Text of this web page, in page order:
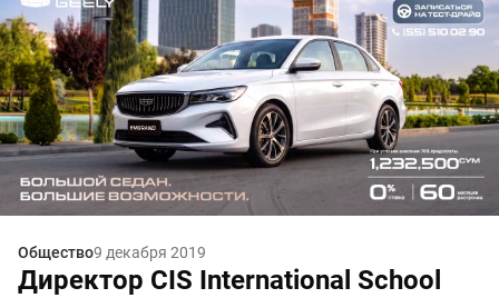
Общество9 декабря 2019
Директор CIS International School